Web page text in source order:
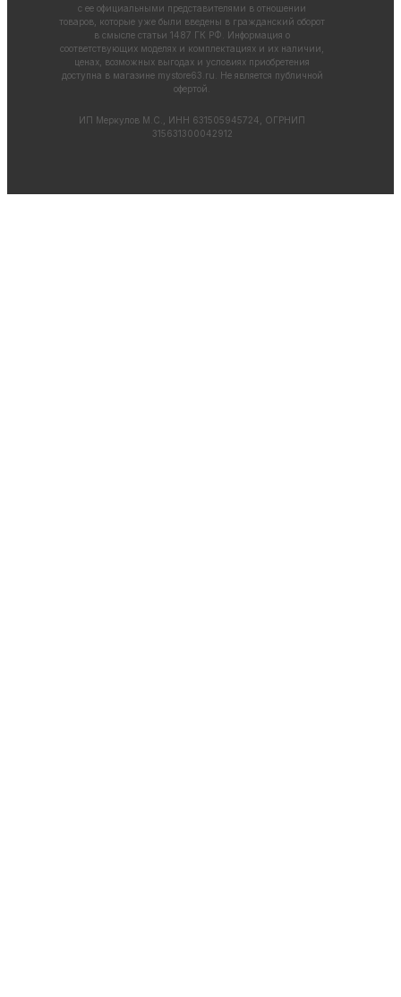
с ее официальными представителями в отношении
товаров, которые уже были введены в гражданский оборот
в смысле статьи 1487 ГК РФ. Информация о
соответствующих моделях и комплектациях и их наличии,
ценах, возможных выгодах и условиях приобретения
доступна в магазине mystore63.ru . Не является публичной
офертой.
ИП Меркулов М.С., ИНН 631505945724, ОГРНИП
315631300042912